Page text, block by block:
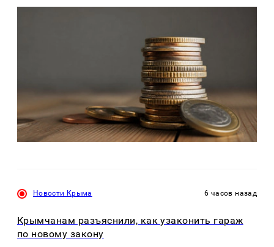
Новости Крыма 6 часов назад
Крымчанам разъяснили, как узаконить гараж
по новому закону